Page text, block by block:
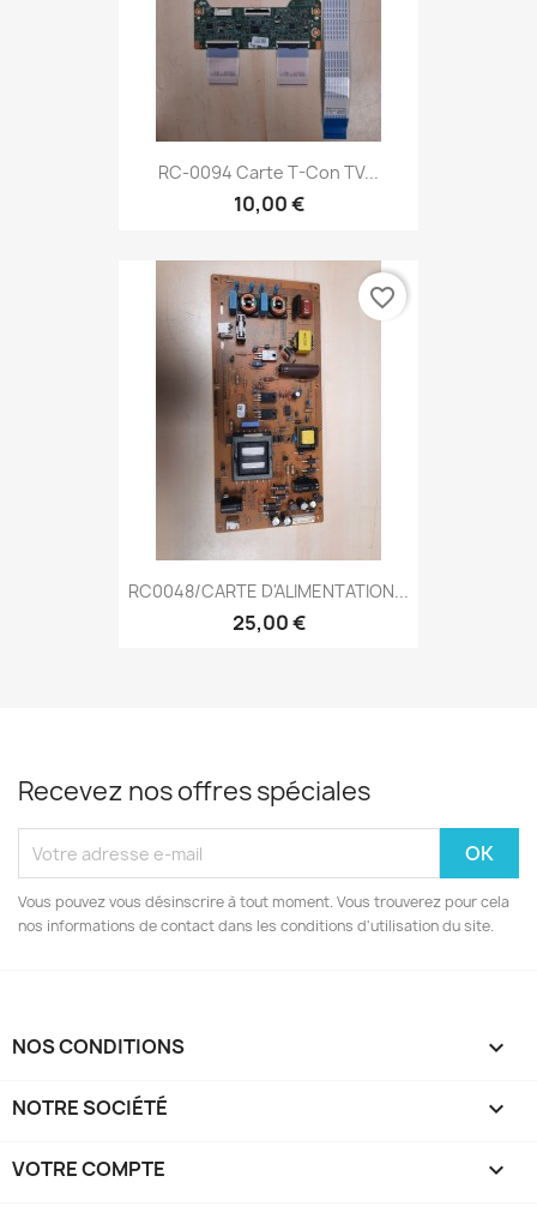
RC-0094 Carte T-Con TV...
10,00 €
RC0048/CARTE D'ALIMENTATION...
25,00 €
favorite_border
Recevez nos offres spéciales
Vous pouvez vous désinscrire à tout moment. Vous trouverez pour cela
nos informations de contact dans les conditions d'utilisation du site.
NOS CONDITIONS 
NOTRE SOCIÉTÉ 
VOTRE COMPTE 